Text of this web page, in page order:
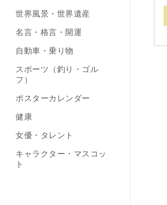
世界風景・世界遺産
名言・格言・開運
自動車・乗り物
スポーツ（釣り・ゴル
フ）
ポスターカレンダー
健康
女優・タレント
キャラクター・マスコッ
ト